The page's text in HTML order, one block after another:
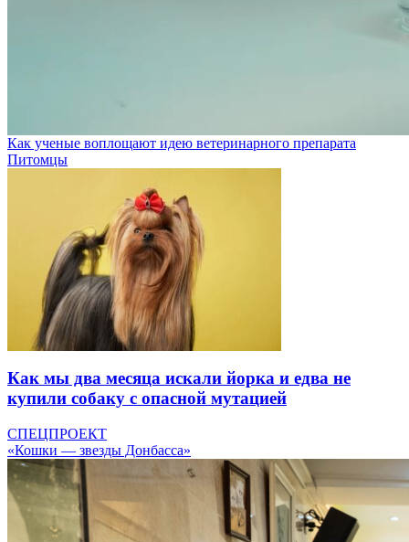
Как ученые воплощают идею ветеринарного препарата
Питомцы
Как мы два месяца искали йорка и едва не
купили собаку с опасной мутацией
СПЕЦПРОЕКТ
«Кошки — звезды Донбасса»